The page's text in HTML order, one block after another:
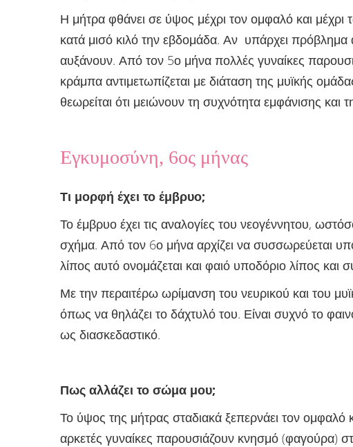
Η μήτρα φθάνει σε ύψος μέχρι τον ομφαλό και
κατά μισό κιλό την εβδομάδα. Αν υπάρχει πρόβλημα
αυξάνουν. Από τον 5ο μήνα πολλές γυναίκες
κράμπα αντιμετωπίζεται με διάταση της μυϊκής
θεωρείται ότι μειώνουν τη συχνότητα εμφάνισης
Εγκυμοσύνη, 6ος μήνας
Τι μορφή έχει το έμβρυο;
Το έμβρυο έχει τις αναλογίες του νεογέννητου,
σχήμα. Από τον 6ο μήνα αρχίζει να συσσωρεύεται
λίπος αυτό ονομάζεται και φαιό υποδόριο λίπος και
Με την περαιτέρω ωρίμανση του νευρικού και του
όπως να θηλάζει το δάχτυλό του. Είναι συχνό το
ως διασκεδαστικό.
Πως αλλάζει το σώμα μου;
Το ύψος της μήτρας σταδιακά ξεπερνάει τον ομφαλό
αρκετές γυναίκες παρουσιάζουν κνησμό (φαγούρα)